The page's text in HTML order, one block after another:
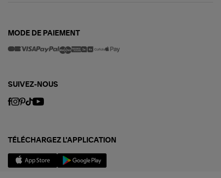
MODE DE PAIEMENT
SUIVEZ-NOUS
TÉLÉCHARGEZ L'APPLICATION